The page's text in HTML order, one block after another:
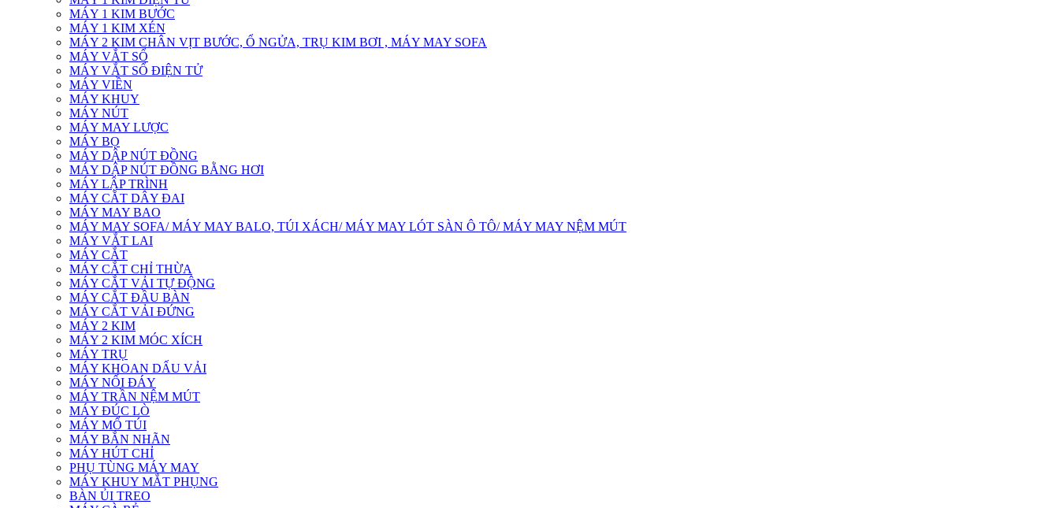
MÁY 1 KIM BƯỚC
MÁY 1 KIM XÉN
MÁY 2 KIM CHÂN VỊT BƯỚC, Ổ NGỬA, TRỤ KIM BƠI , MÁY MAY SOFA
MÁY VẮT SỔ
MÁY VẮT SỔ ĐIỆN TỬ
MÁY VIỀN
MÁY KHUY
MÁY NÚT
MÁY MAY LƯỢC
MÁY BỌ
MÁY DẬP NÚT ĐỒNG
MÁY DẬP NÚT ĐỒNG BẰNG HƠI
MÁY LẬP TRÌNH
MÁY CẮT DÂY ĐAI
MÁY MAY BAO
MÁY MAY SOFA/ MÁY MAY BALO, TÚI XÁCH/ MÁY MAY LÓT SÀN Ô TÔ/ MÁY MAY NỆM MÚT
MÁY VẮT LAI
MÁY CẮT
MÁY CẮT CHỈ THỪA
MÁY CẮT VẢI TỰ ĐỘNG
MÁY CẮT ĐẦU BÀN
MÁY CẮT VẢI ĐỨNG
MÁY 2 KIM
MÁY 2 KIM MÓC XÍCH
MÁY TRỤ
MÁY KHOAN DẤU VẢI
MÁY NỐI ĐÁY
MÁY TRẦN NỆM MÚT
MÁY ĐÚC LÒ
MÁY MỔ TÚI
MÁY BẮN NHÃN
MÁY HÚT CHỈ
PHỤ TÙNG MÁY MAY
MÁY KHUY MẮT PHỤNG
BÀN ỦI TREO